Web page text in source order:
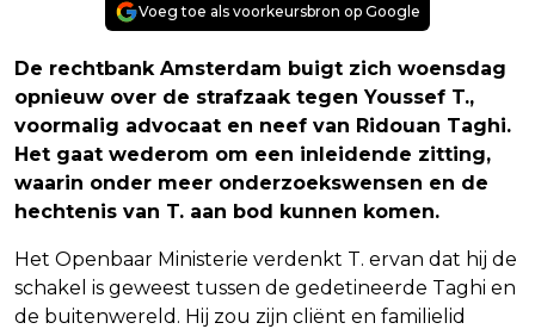
Voeg toe als voorkeursbron op Google
De rechtbank Amsterdam buigt zich woensdag
opnieuw over de strafzaak tegen Youssef T.,
voormalig advocaat en neef van Ridouan Taghi.
Het gaat wederom om een inleidende zitting,
waarin onder meer onderzoekswensen en de
hechtenis van T. aan bod kunnen komen.
Het Openbaar Ministerie verdenkt T. ervan dat hij de
schakel is geweest tussen de gedetineerde Taghi en
de buitenwereld. Hij zou zijn cliënt en familielid